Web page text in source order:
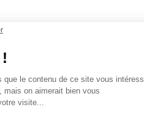
avant de
bien vous accompagner pendant